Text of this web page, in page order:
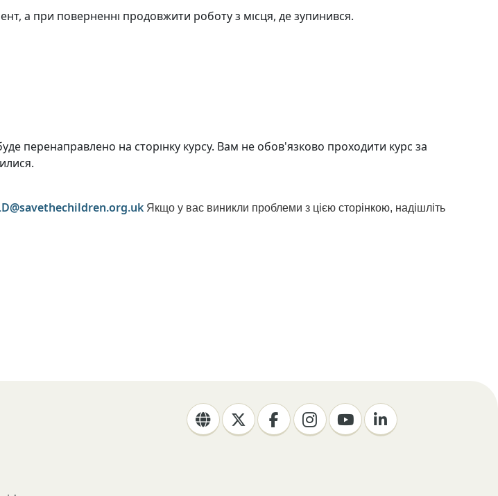
а при поверненні продовжити роботу з місця, де зупинився.
перенаправлено на сторінку курсу. Вам не обов'язково проходити курс за
Якщо у вас виникли проблеми з цією сторінкою, надішліть